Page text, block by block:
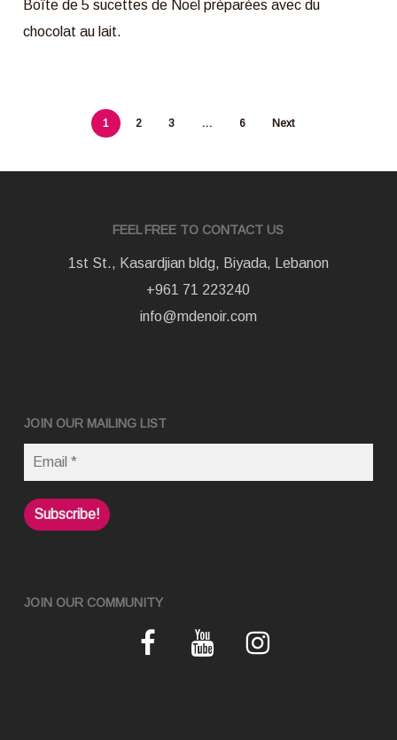
Boîte de 5 sucettes de Noël préparées avec du
chocolat au lait.
1 2 3 … 6 Next
FEEL FREE TO CONTACT US
1st St., Kasardjian bldg, Biyada, Lebanon
+961 71 223240
info@mdenoir.com
JOIN OUR MAILING LIST
JOIN OUR COMMUNITY